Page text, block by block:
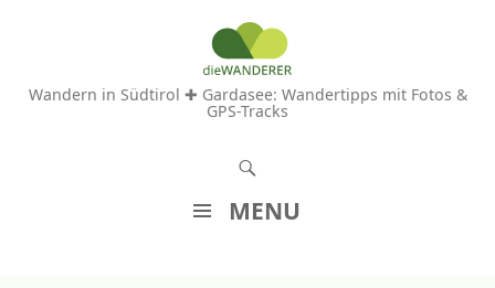
Wandern in Südtirol ✚ Gardasee: Wandertipps mit Fotos &
GPS-Tracks
MENU